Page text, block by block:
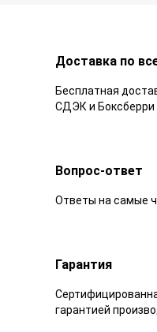
Доставка по
Бесплатная
СДЭК и Боксберри
Вопрос-ответ
Ответы на самые
Гарантия
гарантией